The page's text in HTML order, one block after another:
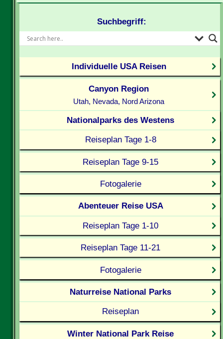
Suchbegriff:
Individuelle USA Reisen
Canyon Region
Utah, Nevada, Nord Arizona
Nationalparks des Westens
Reiseplan Tage 1-8
Reiseplan Tage 9-15
Fotogalerie
Abenteuer Reise USA
Reiseplan Tage 1-10
Reiseplan Tage 11-21
Fotogalerie
Naturreise National Parks
Reiseplan
Winter National Park Reise